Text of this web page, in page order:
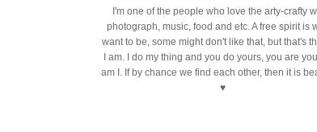
I'm one of the people who love the arty-crafty
photograph, music, food and etc. A free spirit is
want to be, some might don't like that, but that's
I am. I do my thing and you do yours, you are you
am I. If by chance we find each other, then it is
♥